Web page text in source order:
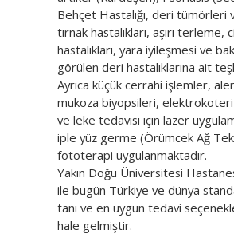
Behçet Hastalığı, deri tümörleri
tırnak hastalıkları, aşırı
hastalıkları, yara iyileşmesi ve
görülen deri hastalıklarına ait
Ayrıca küçük cerrahi işlemler,
mukoza biyopsileri,
ve leke tedavisi için lazer
iple yüz germe (Örümcek Ağ
fototerapi uygulanmaktadır.
Yakın Doğu Üniversitesi
ile bugün Türkiye ve dünya
tanı ve en uygun tedavi
hale gelmiştir.